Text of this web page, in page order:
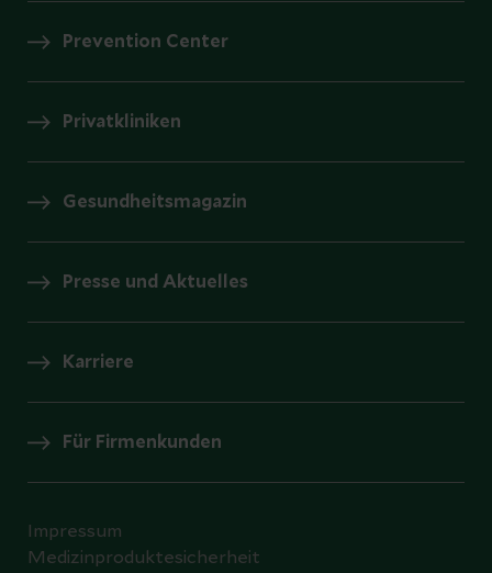
Prevention Center
Privatkliniken
Gesundheitsmagazin
Presse und Aktuelles
Karriere
Für Firmenkunden
Impressum
Medizinproduktesicherheit